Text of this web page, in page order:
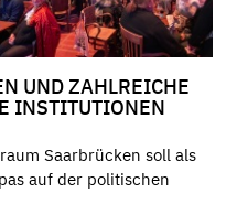
UND ZAHLREICHE
INSTITUTIONEN
Saarbrücken soll als
auf der politischen